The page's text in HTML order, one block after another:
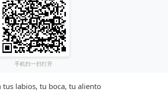
手机扫一扫打开
tus labios, tu boca, tu aliento